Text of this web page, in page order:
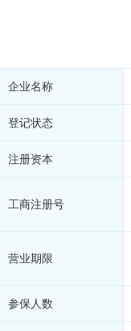
企业名称
登记状态
注册资本
工商注册号
营业期限
参保人数